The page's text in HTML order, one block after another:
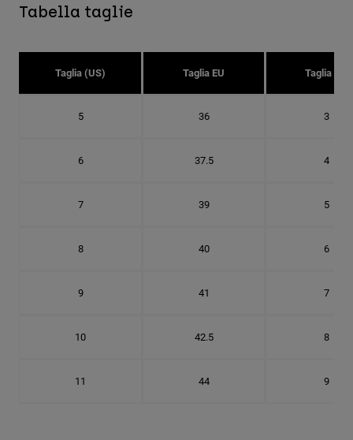
Tabella taglie
Taglia (US) Taglia EU Taglia UK
5 36 3
6 37.5 4
7 39 5
8 40 6
9 41 7
10 42.5 8
11 44 9